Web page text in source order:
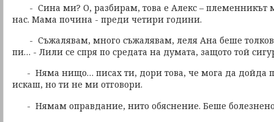
- Сина ми? О, разбирам, това е Алекс – племенникът
нас. Мама почина - преди четири години.
- Съжалявам, много съжалявам, леля Ана беше
пи… - Лили се спря по средата на думата, защото той
- Няма нищо… писах ти, дори това, че мога да дойда
искаш, но ти не ми отговори.
- Нямам оправдание, нито обяснение. Беше